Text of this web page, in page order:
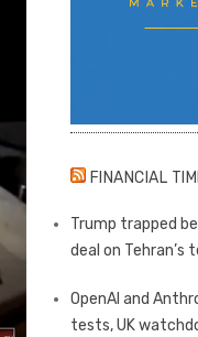
FINANCIAL
Trump trapped
deal on Tehran’s
OpenAI and
tests, UK